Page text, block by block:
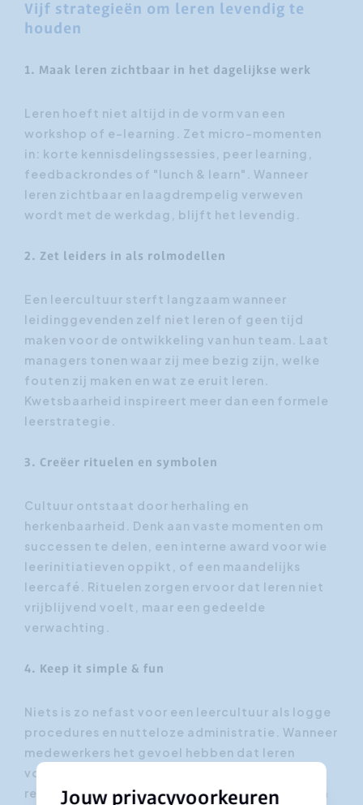
Vijf strategieën om leren levendig te
houden
1. Maak leren zichtbaar in het dagelijkse werk
Leren hoeft niet altijd in de vorm van een
workshop of e-learning. Zet micro-momenten
in: korte kennisdelingssessies, peer learning,
feedbackrondes of "lunch & learn". Wanneer
leren zichtbaar en laagdrempelig verweven
wordt met de werkdag, blijft het levendig.
2. Zet leiders in als rolmodellen
Een leercultuur sterft langzaam wanneer
leidinggevenden zelf niet leren of geen tijd
maken voor de ontwikkeling van hun team. Laat
managers tonen waar zij mee bezig zijn, welke
fouten zij maken en wat ze eruit leren.
Kwetsbaarheid inspireert meer dan een formele
leerstrategie.
3. Creëer rituelen en symbolen
Cultuur ontstaat door herhaling en
herkenbaarheid. Denk aan vaste momenten om
successen te delen, een interne award voor wie
leerinitiatieven oppikt, of een maandelijks
leercafé. Rituelen zorgen ervoor dat leren niet
vrijblijvend voelt, maar een gedeelde
verwachting.
4. Keep it simple & fun
Niets is zo nefast voor een leercultuur als logge
procedures en nutteloze administratie. Wanneer
medewerkers het gevoel hebben dat leren
vooral bestaat uit formulieren invullen,
registraties afhandelen en vinkjes zetten in een
Jouw privacyvoorkeuren